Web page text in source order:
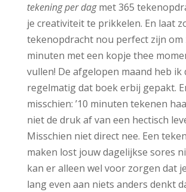
tekening per dagmet 365
je creativiteit te prikkelen. En laat
tekenopdracht nou perfect zijn om
minuten met een kopje thee
vullen! De afgelopen maand heb ik
regelmatig dat boek erbij gepakt.
misschien: ’10 minuten tekenen
niet de druk af van een hectisch
Misschien niet direct nee. Een
maken lost jouw dagelijkse sores
kan er alleen wel voor zorgen dat
lang even aan niets anders denkt